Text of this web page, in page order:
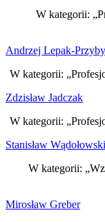
W kategorii:
Andrzej Lepak-
W kategorii:
Zdzisław Jadczak
W kategorii:
Stanisław Wądołowski
W kategorii:
Mirosław Greber